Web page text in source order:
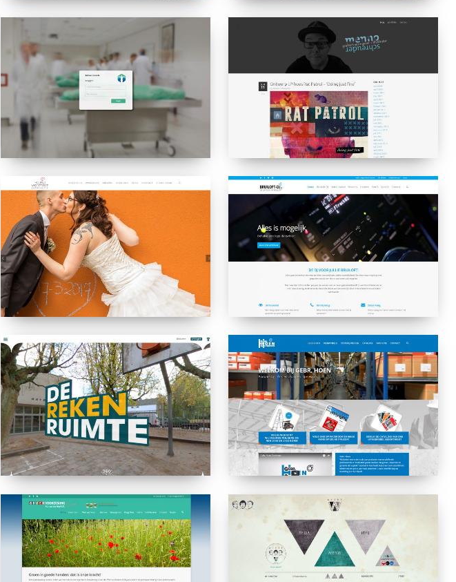
Anatomie
Vermist
Bruiloft
De
Rekenruimte
Gebroeders
Hoen
Groenvoorziening
van
der
Werf
Wiebe